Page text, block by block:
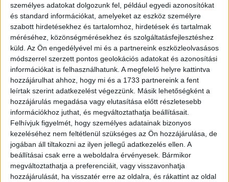
személyes adatokat dolgozunk fel, például egyedi azonosítókat
és standard információkat, amelyeket az eszköz személyre
szabott hirdetésekhez és tartalomhoz, hirdetések és tartalmak
méréséhez, közönségmérésekhez és szolgáltatásfejlesztéshez
küld. Az Ön engedélyével mi és a partnereink eszközleolvasásos
módszerrel szerzett pontos geolokációs adatokat és azonosítási
információkat is felhasználhatunk. A megfelelő helyre kattintva
hozzájárulhat ahhoz, hogy mi és a 1733 partnereink a fent
leírtak szerint adatkezelést végezzünk. Másik lehetőségként a
hozzájárulás megadása vagy elutasítása előtt részletesebb
információkhoz juthat, és megváltoztathatja beállításait.
Felhívjuk figyelmét, hogy személyes adatainak bizonyos
kezeléséhez nem feltétlenül szükséges az Ön hozzájárulása, de
jogában áll tiltakozni az ilyen jellegű adatkezelés ellen. A
beállításai csak erre a weboldalra érvényesek. Bármikor
megváltoztathatja a preferenciáit, vagy visszavonhatja
hozzájárulását, ha visszatér erre az oldalra, és rákattint az oldal
életet adva új lehetőséget kínáljunk azoknak, akik számára
az okostelefon még nem lenne elérhető közelségben. A
Fradival közös fellépésünknek pedig külön örülök, mert ez
is tovább erősíti az eddig is sikeres
együttműködésünket!” - mondta el Szabó Béla, a Magyar
Telekom márka- és lakossági kommunikációs igazgatója.
„A Fradi márkaértéke kimagasló, nekünk nem csak
lehetőségünk, hanem kötelességünk is, hogy ezt a
rendkívüli emocionális erőt jó célokra használjuk. A klub
népszerű sportolói, kiváltképpen labdarúgói örömmel
csatlakoznak egyik legnagyobb támogatónk, a Telekom
innovatív és sikeres Mobildonor programjához!” – jelezte
Orosz Pál, az FTC Labdarúgó Zrt. vezérigazgatója.